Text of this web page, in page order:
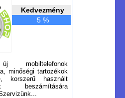
Kedvezmény
5 %
mobiltelefonok
minőségi tartozékok
korszerű használt
beszámítására